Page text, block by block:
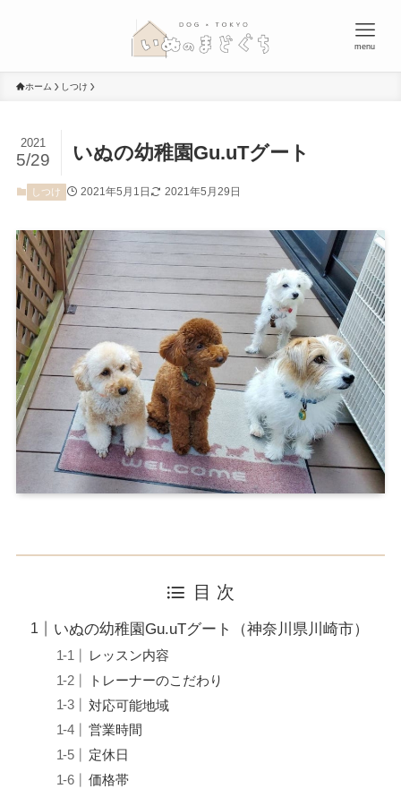
menu
ホーム しつけ
いぬの幼稚園Gu.uTグート
2021
5/29
しつけ 2021年5月1日 2021年5月29日
目 次
いぬの幼稚園Gu.uTグート（神奈川県川崎市）
レッスン内容
トレーナーのこだわり
対応可能地域
営業時間
定休日
価格帯